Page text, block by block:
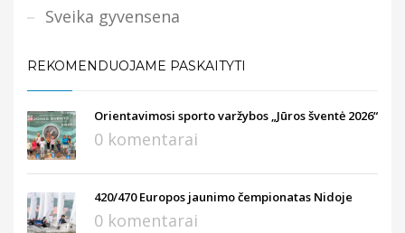
Sveika gyvensena
REKOMENDUOJAME PASKAITYTI
Orientavimosi sporto varžybos „Jūros šventė 2026“
0 komentarai
420/470 Europos jaunimo čempionatas Nidoje
0 komentarai